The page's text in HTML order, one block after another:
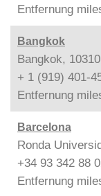
Entfernung
Bangkok
Bangkok, 10310
+ 1 (919) 401-
Entfernung
Barcelona
Ronda
+34 93 342 88
Entfernung